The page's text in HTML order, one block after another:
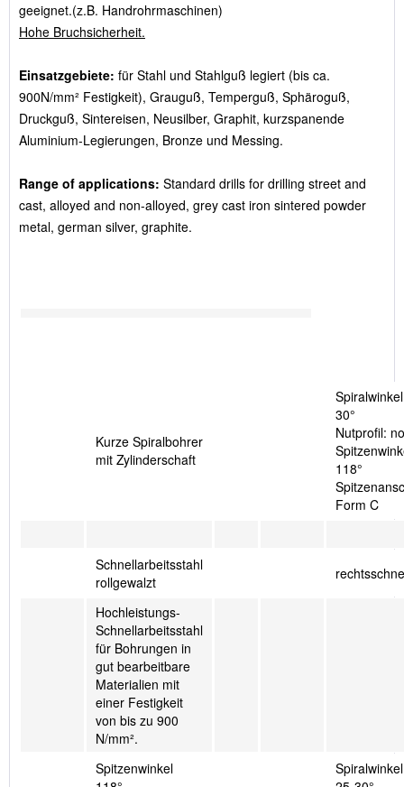
geeignet.(z.B. Handrohrmaschinen)
Hohe Bruchsicherheit.
Einsatzgebiete: für Stahl und Stahlguß legiert (bis ca.
900N/mm² Festigkeit), Grauguß, Temperguß, Sphäroguß,
Druckguß, Sintereisen, Neusilber, Graphit, kurzspanende
Aluminium-Legierungen, Bronze und Messing.
Range of applications: Standard drills for drilling street and
cast, alloyed and non-alloyed, grey cast iron sintered powder
metal, german silver, graphite.
Kurze Spiralbohrer
mit Zylinderschaft
30°
Nutprofil:
118°
Form C
Schnellarbeitsstahl
rollgewalzt
Hochleistungs-
Schnellarbeitsstahl
für Bohrungen in
gut bearbeitbare
Materialien mit
einer Festigkeit
von bis zu 900
N/mm².
Spitzenwinkel
Spiralwinkel